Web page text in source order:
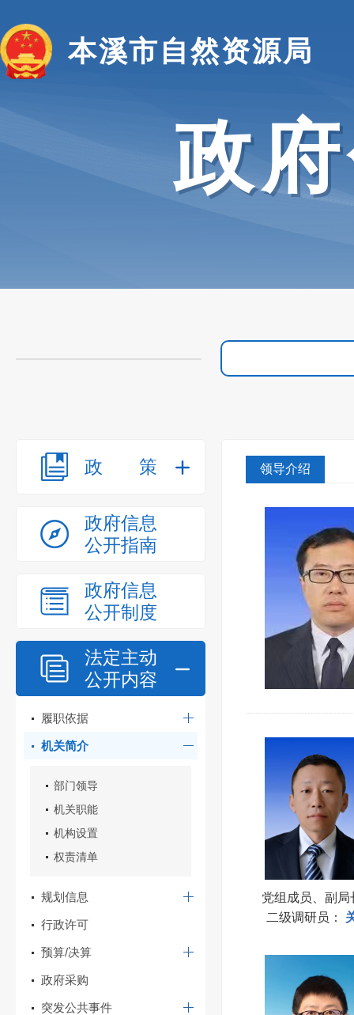
本溪市自然资源局
政
政策
政府信息
公开指南
政府信息
公开制度
法定主动
公开内容
履职依据
机关简介
部门领导
机关职能
机构设置
权责清单
规划信息
行政许可
预算/决算
政府采购
突发公共事件
领导介绍
党组成员、副局
二级调研员 ：